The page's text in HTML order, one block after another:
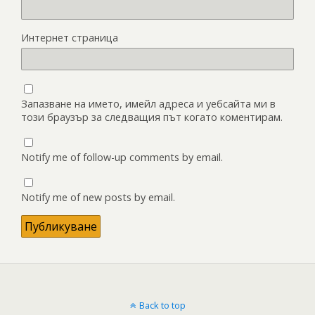
Интернет страница
Запазване на името, имейл адреса и уебсайта ми в
този браузър за следващия път когато коментирам.
Notify me of follow-up comments by email.
Notify me of new posts by email.
Back to top